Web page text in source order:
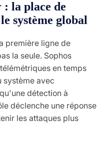
: la place de
système global
première ligne de
la seule. Sophos
en temps
système avec
détection à
déclenche une réponse
les attaques plus